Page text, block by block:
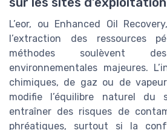
L’eor, ou Enhanced Oil
l’extraction des ressources
méthodes soulèvent des
environnementales majeures.
chimiques, de gaz ou de
modifie l’équilibre naturel du
entraîner des risques de
phréatiques, surtout si la